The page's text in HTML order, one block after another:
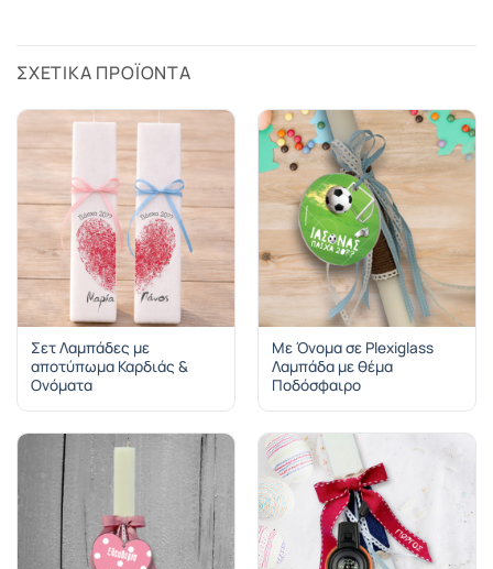
ΣΧΕΤΙΚΆ ΠΡΟΪΌΝΤΑ
Σετ Λαμπάδες με
αποτύπωμα Καρδιάς &
Ονόματα
Με Όνομα σε Plexiglass
Λαμπάδα με θέμα
Ποδόσφαιρο